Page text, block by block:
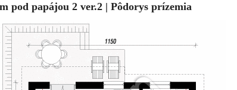
pod papájou 2 ver.2 | Pôdorys prízemia